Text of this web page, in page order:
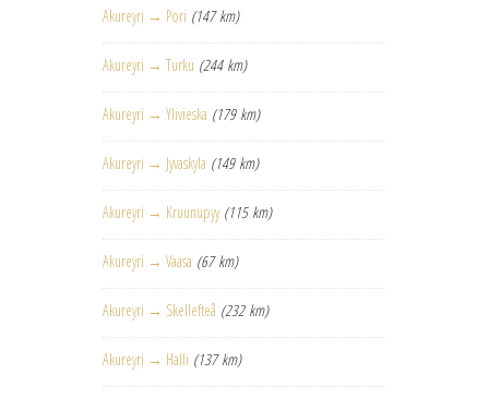
Akureyri → Pori (147 km)
Akureyri → Turku (244 km)
Akureyri → Ylivieska (179 km)
Akureyri → Jyvaskyla (149 km)
Akureyri → Kruunupyy (115 km)
Akureyri → Vaasa (67 km)
Akureyri → Skellefteå (232 km)
Akureyri → Halli (137 km)